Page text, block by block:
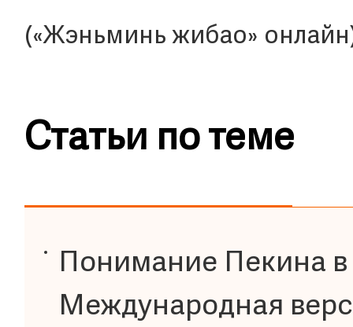
(«Жэньминь жибао»
Статьи по теме
Понимание Пекина в
Международная